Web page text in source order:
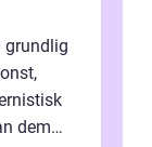
grundlig
dem